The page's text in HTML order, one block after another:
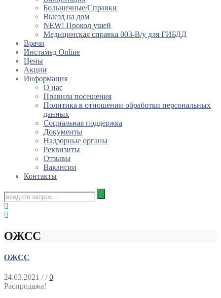
Больничные/Справки
Выезд на дом
NEW! Прокол ушей
Медицинская справка 003-В/у для ГИБДД
Врачи
Инстамед Online
Цены
Акции
Информация
О нас
Правила посещения
Политика в отношении обработки персональных
данных
Социальная поддержка
Документы
Надзорные органы
Реквизиты
Отзывы
Вакансии
Контакты
ОЖСС
ОЖСС
24.03.2021 / /0
Распродажа!